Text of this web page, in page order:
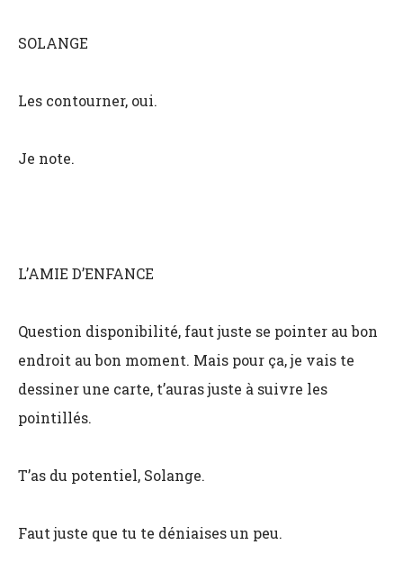
SOLANGE
Les contourner, oui.
Je note.
L’AMIE D’ENFANCE
Question disponibilité, faut juste se pointer au bon
endroit au bon moment. Mais pour ça, je vais te
dessiner une carte, t’auras juste à suivre les
pointillés.
T’as du potentiel, Solange.
Faut juste que tu te déniaises un peu.